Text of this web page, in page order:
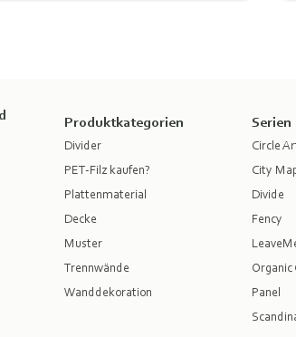
Produktkategorien
Divider
PET-Filz kaufen?
Plattenmaterial
Decke
Muster
Trennwände
Wanddekoration
Serien
Circle
City
Divide
Fency
Organic
Panel